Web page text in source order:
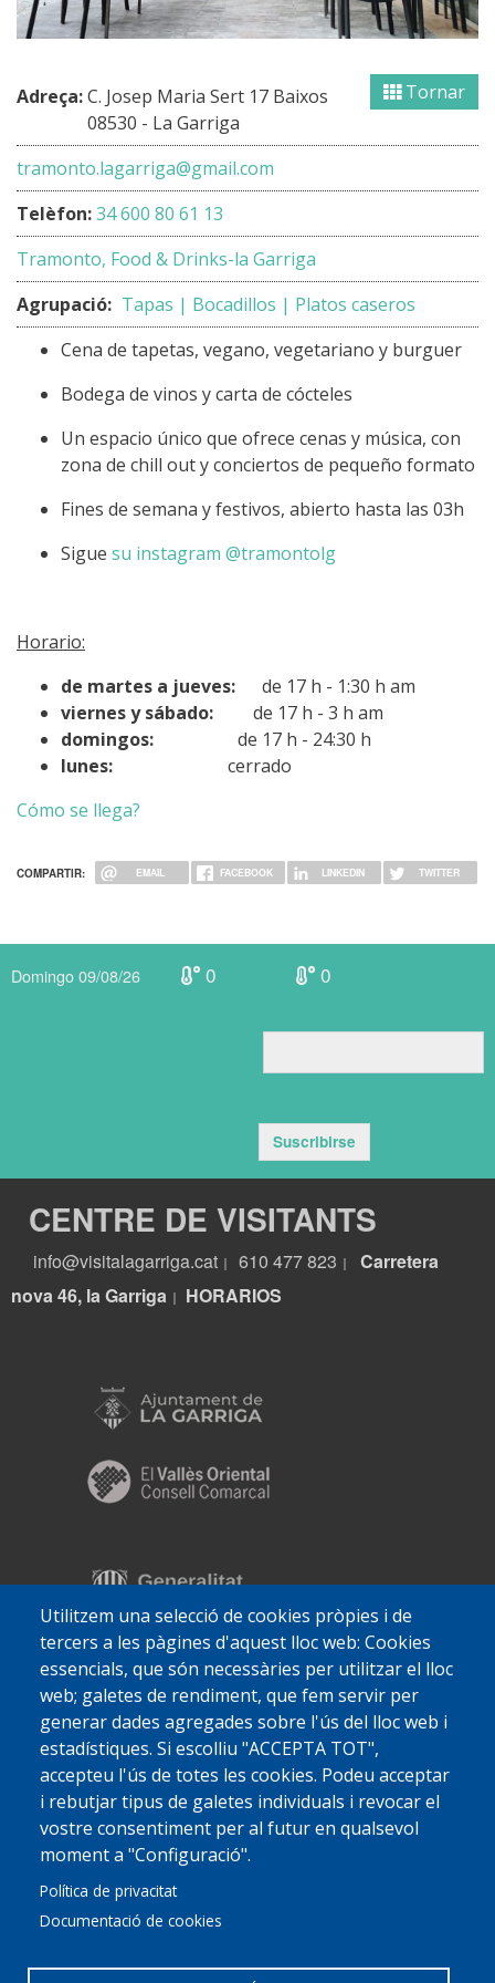
Tornar
Adreça:C. Josep Maria Sert 17 Baixos
08530 - La Garriga
tramonto.lagarriga@gmail.com
Telèfon:34 600 80 61 13
Tramonto, Food & Drinks-la Garriga
Agrupació: Tapas | Bocadillos | Platos caseros
Cena de tapetas, vegano, vegetariano y burguer
Bodega de vinos y carta de cócteles
Un espacio único que ofrece cenas y música, con
zona de chill out y conciertos de pequeño formato
Fines de semana y festivos, abierto hasta las 03h
Sigue su instagram @tramontolg
Horario:
de martes a jueves: de 17 h - 1:30 h am
viernes y sábado:
de 17 h - 3 h am
domingos: de 17 h - 24:30 h
lunes: cerrado
Cómo se llega?
COMPARTIR: EMAIL FACEBOOK LINKEDIN TWITTER
Utilitzem una selecció de cookies pròpies i de
tercers a les pàgines d'aquest lloc web: Cookies
essencials, que són necessàries per utilitzar el lloc
web; galetes de rendiment, que fem servir per
generar dades agregades sobre l'ús del lloc web i
estadístiques. Si escolliu "ACCEPTA TOT",
accepteu l'ús de totes les cookies. Podeu acceptar
i rebutjar tipus de galetes individuals i revocar el
vostre consentiment per al futur en qualsevol
moment a "Configuració".
Política de privacitat
Documentació de cookies
Domingo 09/08/26 0 0
Suscribirse
CENTRE DE VISITANTS
info@visitalagarriga.cat 610 477 823
Carretera
nova 46, la Garriga
HORARIOS